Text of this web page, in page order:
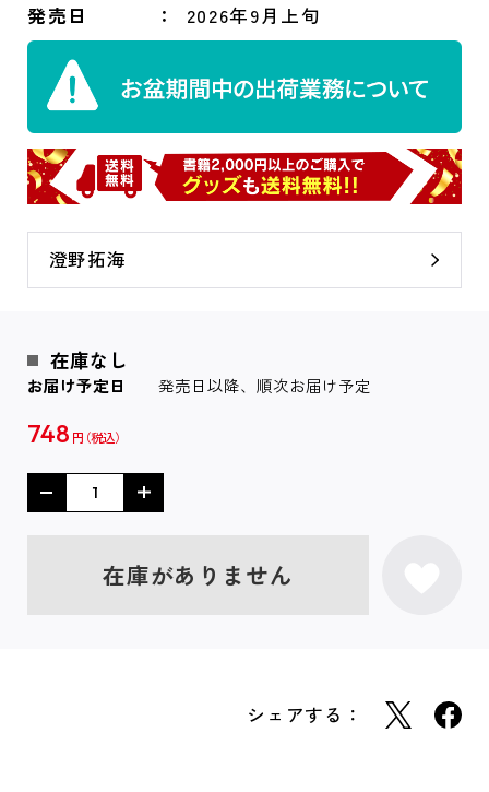
発売日 2026年9月上旬
澄野拓海
在庫なし
お届け予定日 発売日以降、順次お届け予定
748 円
在庫がありません
シェアする：